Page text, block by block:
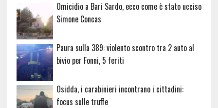
Omicidio a Bari Sardo, ecco come è stato ucciso
Simone Concas
Paura sulla 389: violento scontro tra 2 auto al
bivio per Fonni, 5 feriti
Osidda, i carabinieri incontrano i cittadini:
focus sulle truffe